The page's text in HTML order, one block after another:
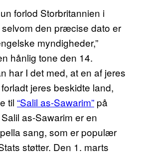
forlod Storbritannien i
selvom den præcise dato er
myndigheder,”
hånlig tone den 14.
har I det med, at en af jeres
jeres beskidte land,
til “Salil as-Sawarim” på
as-Sawarim er en
sang, som er populær
støtter. Den 1. marts